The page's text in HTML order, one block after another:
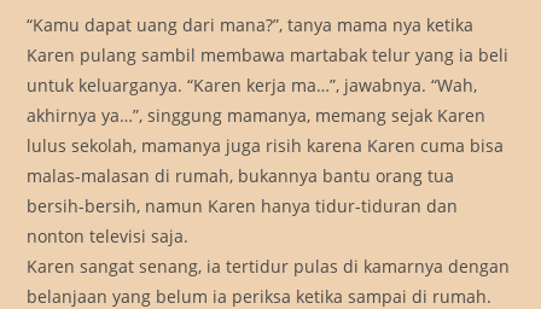
“Kamu dapat uang dari mana?”, tanya mama nya ketika
Karen pulang sambil membawa martabak telur yang ia beli
untuk keluarganya. “Karen kerja ma…”, jawabnya. “Wah,
akhirnya ya…”, singgung mamanya, memang sejak Karen
lulus sekolah, mamanya juga risih karena Karen cuma bisa
malas-malasan di rumah, bukannya bantu orang tua
bersih-bersih, namun Karen hanya tidur-tiduran dan
nonton televisi saja.
Karen sangat senang, ia tertidur pulas di kamarnya dengan
belanjaan yang belum ia periksa ketika sampai di rumah.